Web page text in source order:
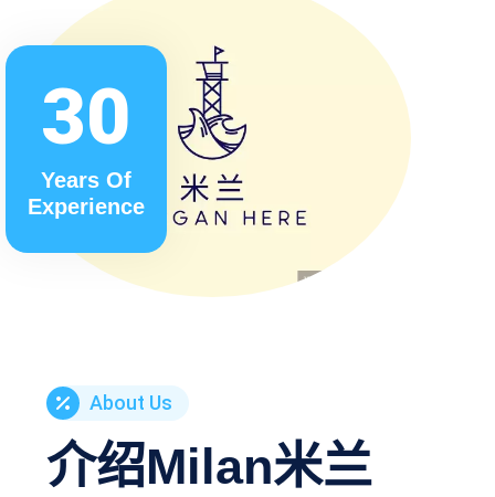
30
Years Of
Experience
About Us
介绍Milan米兰